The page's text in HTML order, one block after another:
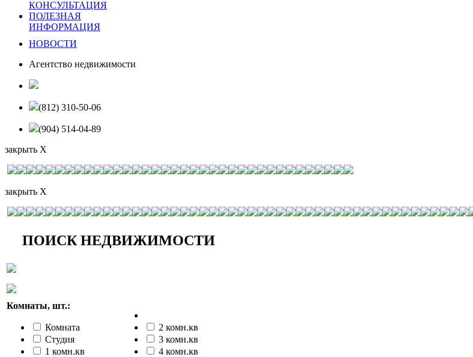
КОНСУЛЬТАЦИЯ
ПОЛЕЗНАЯ
ИНФОРМАЦИЯ
НОВОСТИ
Агентство недвижимости
(812) 310-50-06
(904) 514-04-89
закрыть X
закрыть X
ПОИСК НЕДВИЖИМОСТИ
Комнаты, шт.:
Комната
Студия
1 комн.кв
2 комн.кв
3 комн.кв
4 комн.кв